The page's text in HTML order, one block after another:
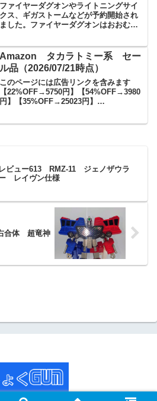
ファイヤーダグオンやライトニングサイ
クス、ギガストームなどが予約開始され
ました。ファイヤーダグオンはおおむね
も内蔵されている様子で今後の展開も楽
しみです。ダグオン関連の...
Amazon タカラトミー系 セー
ル品（2026/07/21時点）
このページには広告リンクを含みます
【22%OFF→5750円】【54%OFF→3980
円】【35%OFF→25023円】
レビュー613 RMZ‐11 ジェノザウラ
レイヴン仕様
合体 超竜神